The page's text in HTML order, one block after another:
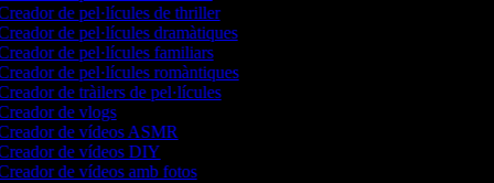
de pel·lícules de thriller
de pel·lícules dramàtiques
de pel·lícules familiars
de pel·lícules romàntiques
de tràilers de pel·lícules
de vlogs
de vídeos ASMR
de vídeos DIY
de vídeos amb fotos